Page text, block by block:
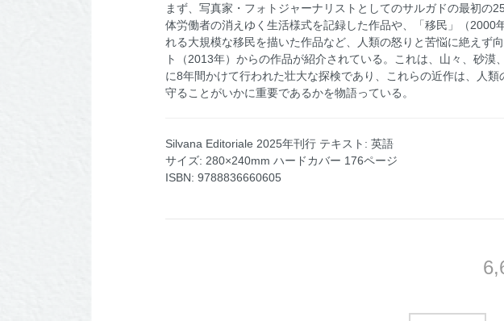
まず、写真家・フォトジャーナリストとしてのサルガドの最初
体労働者の消えゆく生活様式を記録した作品や、「移民」（
れる大規模な移民を描いた作品など、人類の怒りと苦悩に絶えず
ト（2013年）からの作品が紹介されている。これは、山々、砂
に8年間かけて行われた壮大な探検であり、これらの近作は、人
守ることがいかに重要であるかを物語っている。
Silvana Editoriale 2025年刊行 テキスト: 英語
サイズ: 280×240mm ハードカバー 176ページ
ISBN: 9788836660605